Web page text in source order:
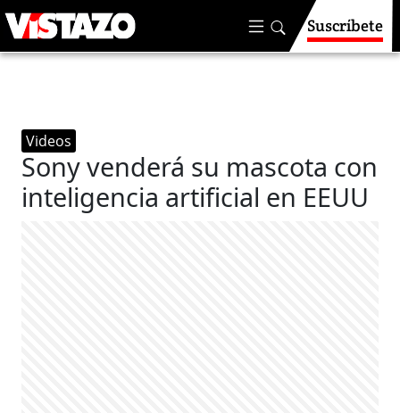
Suscríbete
Videos
Sony venderá su mascota con
inteligencia artificial en EEUU